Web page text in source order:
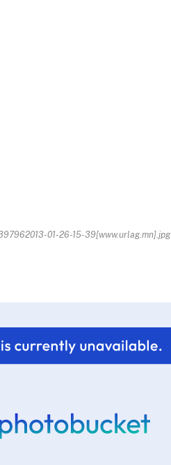
01-26-15-39[www.urlag.mn].jpg